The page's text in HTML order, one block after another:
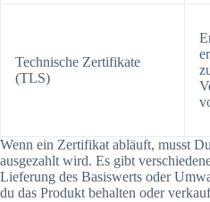
Technische Zertifikate
(TLS)
Wenn ein Zertifikat abläuft, musst
ausgezahlt wird. Es gibt
Lieferung des Basiswerts oder
du das Produkt behalten oder